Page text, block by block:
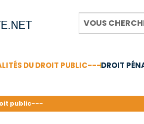
DU DROIT PUBLIC---DROIT
public---